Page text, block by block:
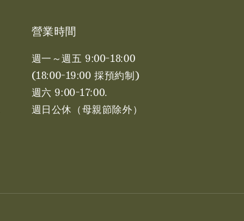
營業時間
週一～週五 9:00-18:00
(18:00-19:00 採預約制)
週六 9:00-17:00. ​​
週日公休（母親節除外）